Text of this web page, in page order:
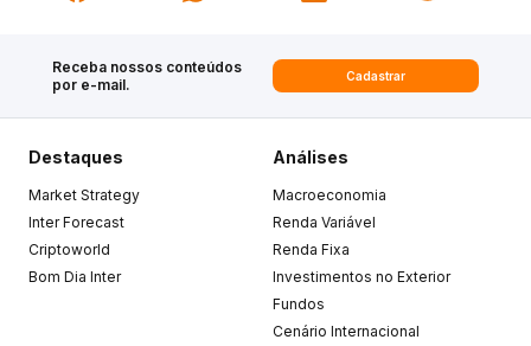
Receba nossos conteúdos
por e-mail.
Cadastrar
Destaques
Market Strategy
Inter Forecast
Criptoworld
Bom Dia Inter
Análises
Macroeconomia
Renda Variável
Renda Fixa
Investimentos no Exterior
Fundos
Cenário Internacional